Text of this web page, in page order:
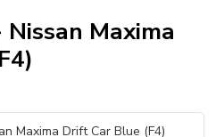
Maxima